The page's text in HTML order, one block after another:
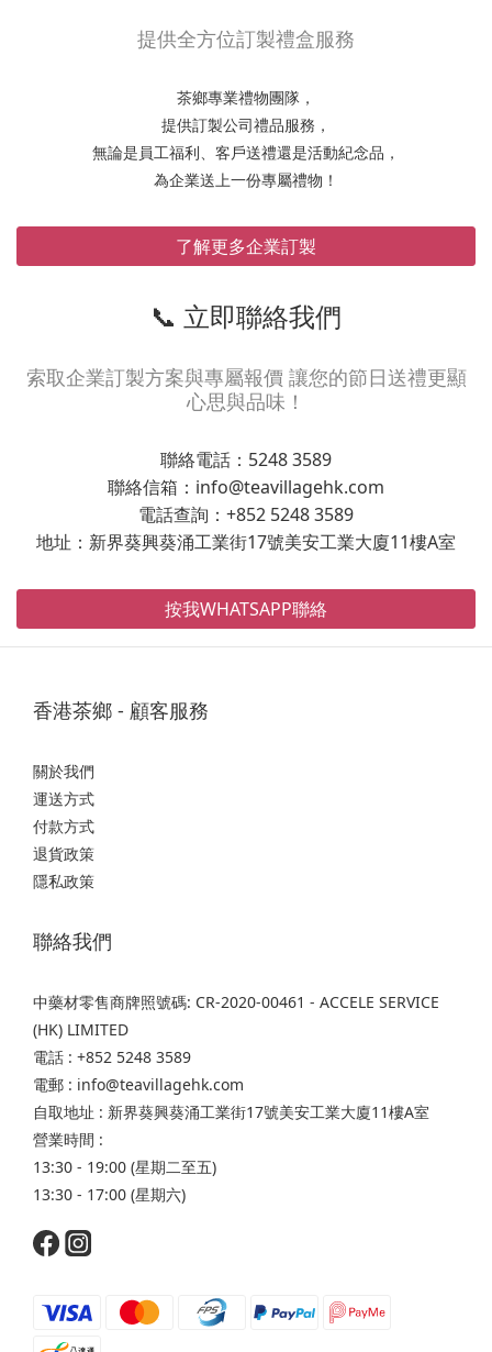
提供全方位訂製禮盒服務
茶鄉專業禮物團隊，
提供訂製公司禮品服務，
無論是員工福利、客戶送禮還是活動紀念品，
為企業送上一份專屬禮物！
了解更多企業訂製
📞 立即聯絡我們
索取企業訂製方案與專屬報價 讓您的節日送禮更顯
心思與品味！
聯絡電話：5248 3589
聯絡信箱：info@teavillagehk.com
電話查詢：+852 5248 3589
地址：新界葵興葵涌工業街17號美安工業大廈11樓A室
按我WHATSAPP聯絡
香港茶鄉 - 顧客服務
關於我們
運送方式
付款方式
退貨政策
隱私政策
聯絡我們
中藥材零售商牌照號碼: CR-2020-00461 - ACCELE SERVICE
(HK) LIMITED
電話 : +852 5248 3589
電郵 : info@teavillagehk.com
自取地址 : 新界葵興葵涌工業街17號美安工業大廈11樓A室
營業時間 :
13:30 - 19:00 (星期二至五)
13:30 - 17:00 (星期六)